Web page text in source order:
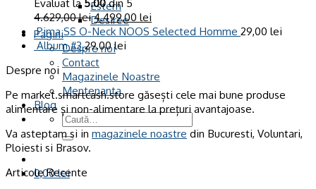
Estern
Desiree
Pagini
Despre noi
Contact
Magazinele Noastre
Mentenanta
Blog
Caută
după:
0,00lei
4.629,00lei 4.499,00 lei
Pima SS O-Neck NOOS Selected Homme 29,00 lei
Album #3 29,00lei
Despre noi
Pe market.smartcash.store găsești cele mai bune produse
alimentare și non-alimentare la prețuri avantajoase.
Va asteptam si in magazinele noastre din Bucuresti, Voluntari,
Ploiesti si Brasov.
Articole Recente